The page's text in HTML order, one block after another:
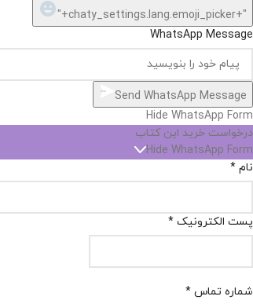
"+chaty_settings.lang.emoji_picker+"
WhatsApp Message
Send WhatsApp Message
Hide WhatsApp Form
درخواست خرید این کتاب
Hide WhatsApp Form
نام *
پست الکترونیک *
شماره تماس *